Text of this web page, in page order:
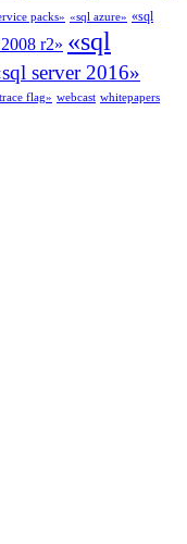
packs» «sql azure» «sql
r2» «sql
server 2016»
flag» webcast whitepapers